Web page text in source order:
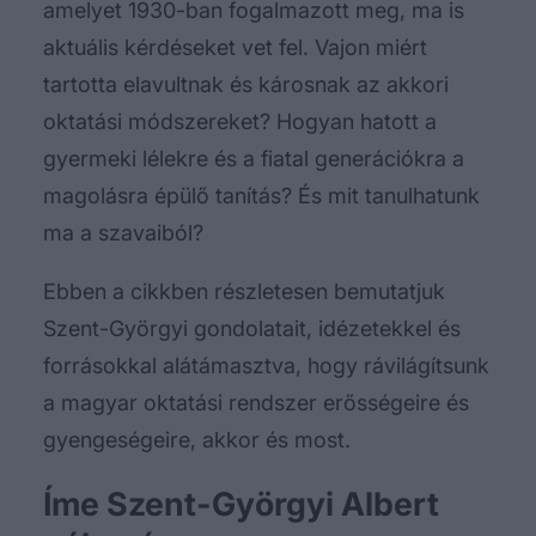
amelyet 1930-ban fogalmazott meg, ma is
aktuális kérdéseket vet fel. Vajon miért
tartotta elavultnak és károsnak az akkori
oktatási módszereket? Hogyan hatott a
gyermeki lélekre és a fiatal generációkra a
magolásra épülő tanítás? És mit tanulhatunk
ma a szavaiból?
Ebben a cikkben részletesen bemutatjuk
Szent-Györgyi gondolatait, idézetekkel és
forrásokkal alátámasztva, hogy rávilágítsunk
a magyar oktatási rendszer erősségeire és
gyengeségeire, akkor és most.
Íme Szent-Györgyi Albert